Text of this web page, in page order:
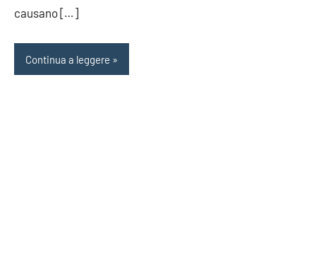
causano […]
Continua a leggere